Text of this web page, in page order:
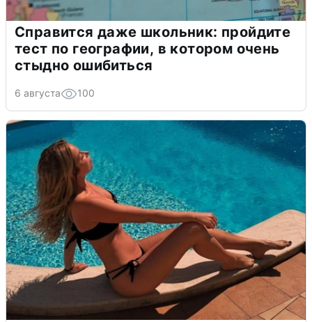
Справится даже школьник: пройдите
тест по географии, в котором очень
стыдно ошибиться
6 августа 100